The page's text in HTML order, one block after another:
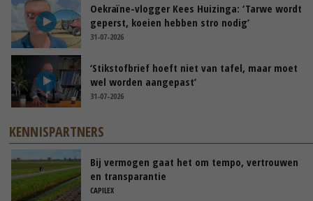
Oekraïne-vlogger Kees Huizinga: ‘Tarwe wordt
geperst, koeien hebben stro nodig’
31-07-2026
‘Stikstofbrief hoeft niet van tafel, maar moet
wel worden aangepast’
31-07-2026
KENNISPARTNERS
Bij vermogen gaat het om tempo, vertrouwen
en transparantie
CAPILEX